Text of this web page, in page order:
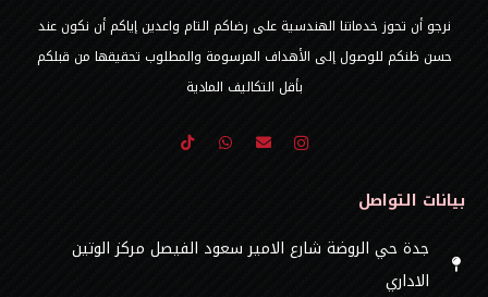
نرجو أن تحوز خدماتنا الهندسية على رضاكم التام واعدين إياكم أن نكون عند
حسن ظنكم للوصول إلى الأهداف المرسومة والمطلوب تحقيقها من قبلكم
بأقل التكاليف المادية
بيانات التواصل
جدة حي الروضة شارع الامير سعود الفيصل مركز الوتين
الاداري